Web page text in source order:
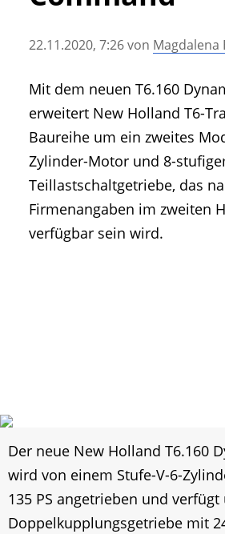
• Messen und
• Agritechnica Neuheiten
• Artikel nach Hersteller/
22.11.2020, 7:26von Magdalena
Mit dem neuen T6.160
erweitert New Holland T6-
Baureihe um ein zweites
Zylinder-Motor und 8-
Teillastschaltgetriebe, das
Firmenangaben im zweiten
verfügbar sein wird.
Der neue New Holland T6.160
wird von einem Stufe-V-6-
135 PS angetrieben und verfügt
Doppelkupplungsgetriebe mit